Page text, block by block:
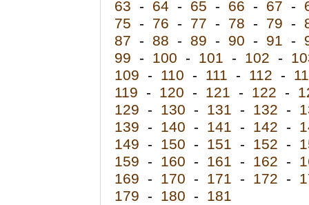
63 - 64 - 65 - 66 - 67 -
75 - 76 - 77 - 78 - 79 -
87 - 88 - 89 - 90 - 91 -
99 - 100 - 101 - 102 -
109 - 110 - 111 - 112 -
119 - 120 - 121 - 122 -
129 - 130 - 131 - 132 -
139 - 140 - 141 - 142 -
149 - 150 - 151 - 152 -
159 - 160 - 161 - 162 -
169 - 170 - 171 - 172 -
179 - 180 - 181